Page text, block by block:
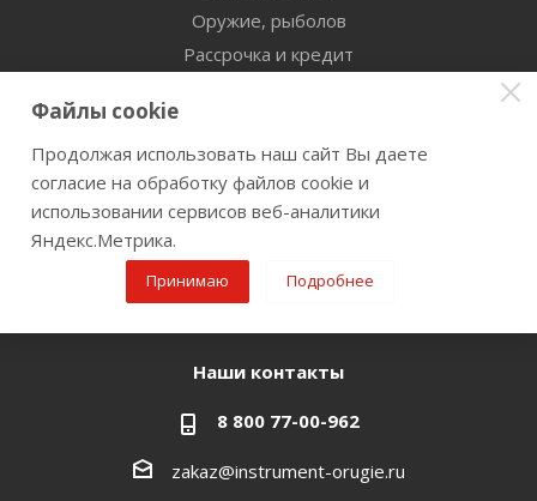
Оружие, рыболов
Рассрочка и кредит
Помощь
Бренды
Оставайтесь на связи
Наши контакты
8 800 77-00-962
zakaz@instrument-orugie.ru
Файлы cookie
Продолжая использовать наш сайт Вы даете
согласие на обработку файлов cookie и
использовании сервисов веб-аналитики
Яндекс.Метрика.
Принимаю Подробнее